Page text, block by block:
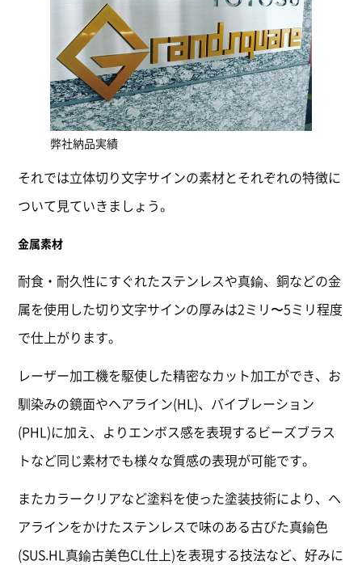
弊社納品実績
それでは立体切り文字サインの素材とそれぞれの特徴に
ついて見ていきましょう。
金属素材
耐食・耐久性にすぐれたステンレスや真鍮、銅などの金
属を使用した切り文字サインの厚みは2ミリ〜5ミリ程度
で仕上がります。
レーザー加工機を駆使した精密なカット加工ができ、お
馴染みの鏡面やヘアライン(HL)、バイブレーション
(PHL)に加え、よりエンボス感を表現するビーズブラス
トなど同じ素材でも様々な質感の表現が可能です。
またカラークリアなど塗料を使った塗装技術により、ヘ
アラインをかけたステンレスで味のある古びた真鍮色
(SUS.HL真鍮古美色CL仕上)を表現する技法など、好みに